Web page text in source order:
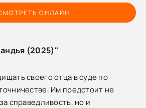
ОНЛАЙН
(2025)"
своего отца в суде по
Им предстоит не
справедливость, но и